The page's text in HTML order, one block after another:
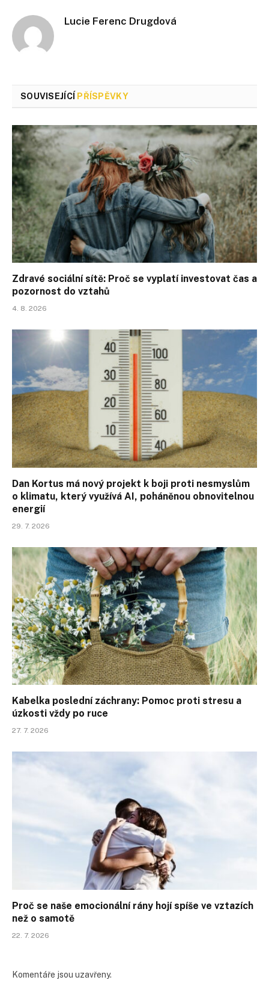
Lucie Ferenc Drugdová
SOUVISEJÍCÍ PŘÍSPĚVKY
Zdravé sociální sítě: Proč se vyplatí investovat čas a
pozornost do vztahů
4. 8. 2026
Dan Kortus má nový projekt k boji proti nesmyslům
o klimatu, který využívá AI, poháněnou obnovitelnou
energií
29. 7. 2026
Kabelka poslední záchrany: Pomoc proti stresu a
úzkosti vždy po ruce
27. 7. 2026
Proč se naše emocionální rány hojí spíše ve vztazích
než o samotě
22. 7. 2026
Komentáře jsou uzavřeny.